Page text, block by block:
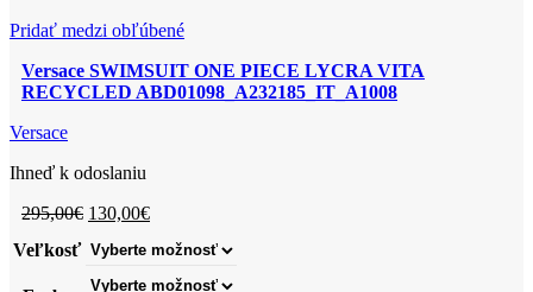
RECYCLEDMožnosti
môžete
vybrať
Pridať medzi obľúbené
Versace SWIMSUIT ONE PIECE LYCRA VITA
RECYCLED ABD01098_A232185_IT_A1008
Versace
Ihneď k odoslaniu
295,00€ Pôvodná
bola:
295,00€.
130,00€Aktuálna
je:
130,00€.
Veľkosť